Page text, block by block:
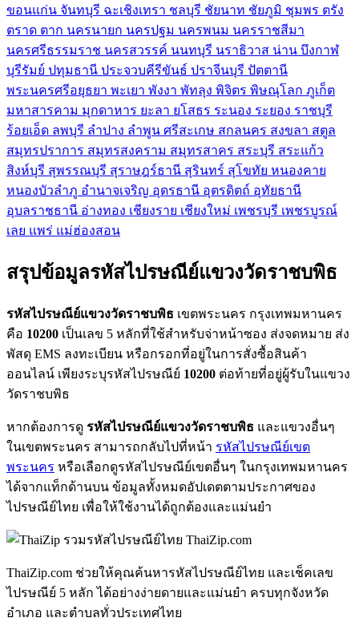
ขอนแก่น จันทบุรี ฉะเชิงเทรา ชลบุรี ชัยนาท ชัยภูมิ ชุมพร ตรัง
ตราด ตาก นครนายก นครปฐม นครพนม นครราชสีมา
นครศรีธรรมราช นครสวรรค์ นนทบุรี นราธิวาส น่าน บึงกาฬ
บุรีรัมย์ ปทุมธานี ประจวบคีรีขันธ์ ปราจีนบุรี ปัตตานี
พระนครศรีอยุธยา พะเยา พังงา พัทลุง พิจิตร พิษณุโลก ภูเก็ต
มหาสารคาม มุกดาหาร ยะลา ยโสธร ระนอง ระยอง ราชบุรี
ร้อยเอ็ด ลพบุรี ลำปาง ลำพูน ศรีสะเกษ สกลนคร สงขลา สตูล
สมุทรปราการ สมุทรสงคราม สมุทรสาคร สระบุรี สระแก้ว
สิงห์บุรี สุพรรณบุรี สุราษฎร์ธานี สุรินทร์ สุโขทัย หนองคาย
หนองบัวลำภู อำนาจเจริญ อุดรธานี อุตรดิตถ์ อุทัยธานี
อุบลราชธานี อ่างทอง เชียงราย เชียงใหม่ เพชรบุรี เพชรบูรณ์
เลย แพร่ แม่ฮ่องสอน
สรุปข้อมูลรหัสไปรษณีย์แขวงวัดราชบพิธ
รหัสไปรษณีย์แขวงวัดราชบพิธ เขตพระนคร กรุงเทพมหานคร
คือ 10200 เป็นเลข 5 หลักที่ใช้สำหรับจ่าหน้าซอง ส่งจดหมาย ส่ง
พัสดุ EMS ลงทะเบียน หรือกรอกที่อยู่ในการสั่งซื้อสินค้า
ออนไลน์ เพียงระบุรหัสไปรษณีย์ 10200 ต่อท้ายที่อยู่ผู้รับในแขวง
วัดราชบพิธ
หากต้องการดู รหัสไปรษณีย์แขวงวัดราชบพิธ และแขวงอื่นๆ
ในเขตพระนคร สามารถกลับไปที่หน้า รหัสไปรษณีย์เขต
พระนคร หรือเลือกดูรหัสไปรษณีย์เขตอื่นๆ ในกรุงเทพมหานคร
ได้จากแท็กด้านบน ข้อมูลทั้งหมดอัปเดตตามประกาศของ
ไปรษณีย์ไทย เพื่อให้ใช้งานได้ถูกต้องและแม่นยำ
ThaiZip.com
ThaiZip.com ช่วยให้คุณค้นหารหัสไปรษณีย์ไทย และเช็คเลข
ไปรษณีย์ 5 หลัก ได้อย่างง่ายดายและแม่นยำ ครบทุกจังหวัด
อำเภอ และตำบลทั่วประเทศไทย